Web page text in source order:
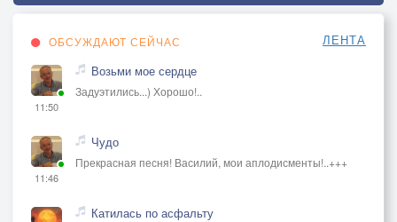
ОБСУЖДАЮТ СЕЙЧАС ЛЕНТА
11:50
Возьми мое сердце
Задуэтились...) Хорошо!..
11:46
Чудо
Прекрасная песня! Василий, мои аплодисменты!..+++
Катилась по асфальту